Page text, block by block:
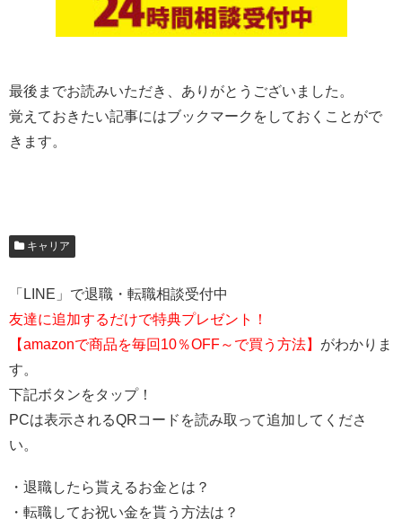
最後までお読みいただき、ありがとうございました。
覚えておきたい記事にはブックマークをしておくことがで
きます。
キャリア
「LINE」で退職・転職相談受付中
友達に追加するだけで特典プレゼント！
【amazonで商品を毎回10％OFF～で買う方法】 がわかりま
す。
下記ボタンをタップ！
PCは表示されるQRコードを読み取って追加してくださ
い。
・退職したら貰えるお金とは？
・転職してお祝い金を貰う方法は？